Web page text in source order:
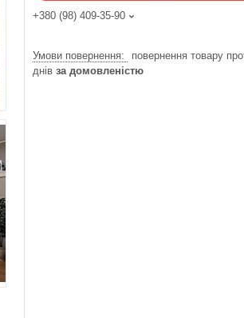
+380 (98) 409-35-90
повернення товару
днів за домовленістю